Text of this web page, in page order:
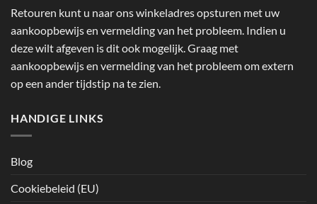
Retouren kunt u naar ons winkeladres opsturen met uw
aankoopbewijs en vermelding van het probleem. Indien u
deze wilt afgeven is dit ook mogelijk. Graag met
aankoopbewijs en vermelding van het probleem om extern
op een ander tijdstip na te zien.
HANDIGE LINKS
Blog
Cookiebeleid (EU)